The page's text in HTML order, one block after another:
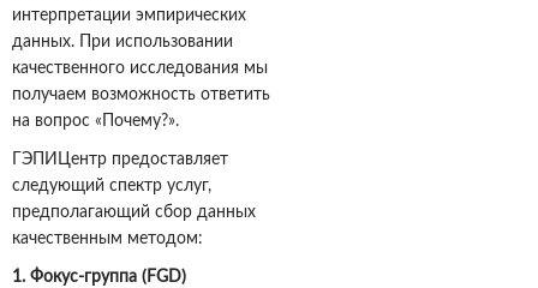
интерпретации эмпирических
данных. При использовании
качественного исследования мы
получаем возможность ответить
на вопрос «Почему?».
ГЭПИЦентр предоставляет
следующий спектр услуг,
предполагающий сбор данных
качественным методом:
1. Фокус-группа ( FGD)